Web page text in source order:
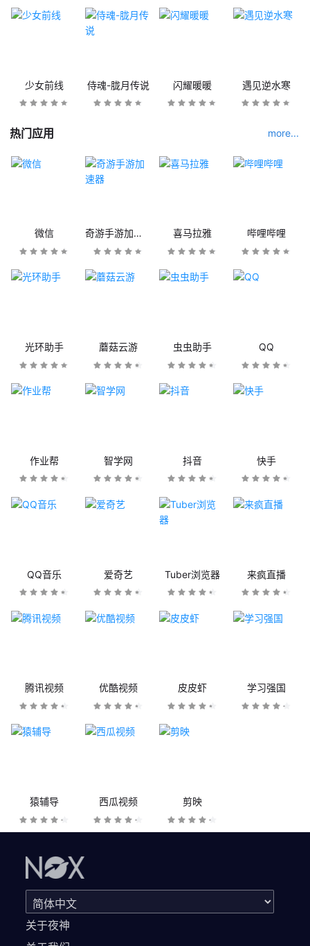
少女前线 侍魂-胧月传说 闪耀暖暖 遇见逆水寒
热门应用 more...
微信 奇游手游加速器 喜马拉雅 哔哩哔哩
光环助手 蘑菇云游 虫虫助手 QQ
作业帮 智学网 抖音 快手
QQ音乐 爱奇艺 Tuber浏览器 来疯直播
腾讯视频 优酷视频 皮皮虾 学习强国
猿辅导 西瓜视频 剪映
关于夜神